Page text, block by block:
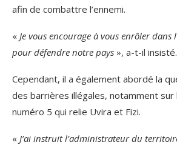
afin de combattre l’ennemi.
« Je vous encourage à vous enrôler dans
pour défendre notre pays », a-t-il insisté.
Cependant, il a également abordé la
des barrières illégales, notamment sur
numéro 5 qui relie Uvira et Fizi.
« J’ai instruit l’administrateur du